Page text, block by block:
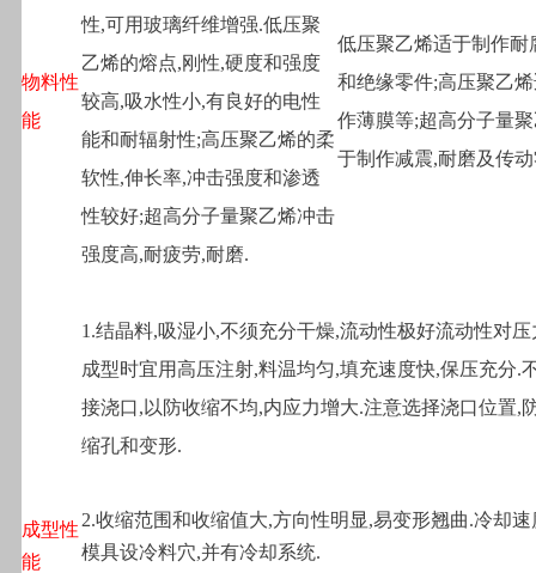
物料性
能
性,可用玻璃纤维增强.低压聚
乙烯的熔点,刚性,硬度和强度
较高,吸水性小,有良好的电性
能和耐辐射性;高压聚乙烯的柔
软性,伸长率,冲击强度和渗透
性较好;超高分子量聚乙烯冲击
强度高,耐疲劳,耐磨.
低压聚乙烯适于制作耐
和绝缘零件;高压聚乙
作薄膜等;超高分子量
于制作减震,耐磨及传
成型性
能
1.结晶料,吸湿小,不须充分干燥,流动性极好流动性对压
成型时宜用高压注射,料温均匀,填充速度快,保压充分.
接浇口,以防收缩不均,内应力增大.注意选择浇口位置,
缩孔和变形.
2.收缩范围和收缩值大,方向性明显,易变形翘曲.冷却速
模具设冷料穴,并有冷却系统.